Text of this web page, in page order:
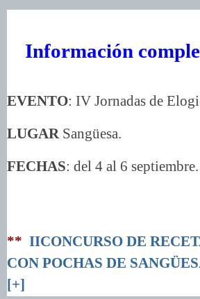
Información
EVENTO: IV Jornadas de
LUGAR Sangüesa.
FECHAS: del 4 al 6 septiembre.
** IICONCURSO DE
CON POCHAS DE
[+]